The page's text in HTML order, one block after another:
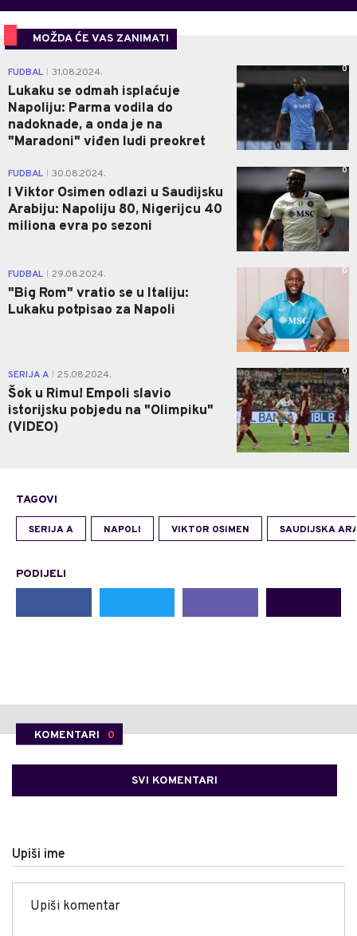
MOŽDA ĆE VAS ZANIMATI
FUDBAL 31.08.2024.
Lukaku se odmah isplaćuje
Napoliju: Parma vodila do
nadoknade, a onda je na
"Maradoni" viđen ludi preokret
0
FUDBAL 30.08.2024.
I Viktor Osimen odlazi u Saudijsku
Arabiju: Napoliju 80, Nigerijcu 40
miliona evra po sezoni
0
FUDBAL 29.08.2024.
"Big Rom" vratio se u Italiju:
Lukaku potpisao za Napoli
0
SERIJA A 25.08.2024.
Šok u Rimu! Empoli slavio
istorijsku pobjedu na "Olimpiku"
(VIDEO)
0
TAGOVI
SERIJA A NAPOLI VIKTOR OSIMEN SAUDIJSKA
PODIJELI
KOMENTARI 0
SVI KOMENTARI
Upiši ime